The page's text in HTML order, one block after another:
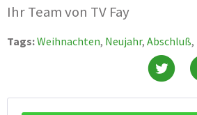
Ihr Team von TV Fay
Tags:Weihnachten, Neujahr, Abschluß,